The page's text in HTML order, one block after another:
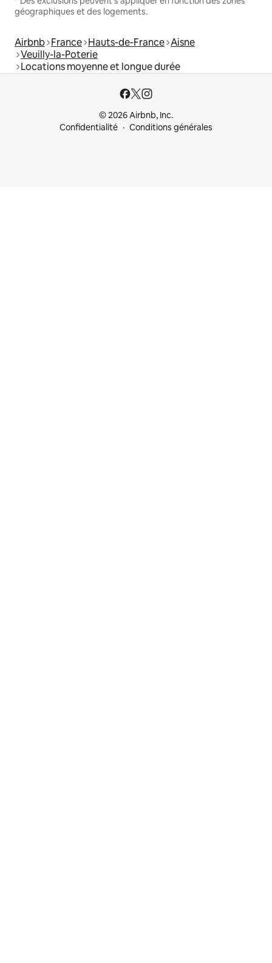
géographiques et des logements.
Airbnb France Hauts-de-France Aisne
Veuilly-la-Poterie
Locations moyenne et longue durée
© 2026 Airbnb, Inc.
Confidentialité
Conditions générales